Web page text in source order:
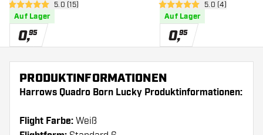
Bewertungsbereich öffnen
5 Bewertungssterne
5.0 (15)
Auf Lager
0,95
5 Bewertungssterne
5.0 (4)
Auf Lager
0,95
PRODUKTINFORMATIONEN
Harrows Quadro Born Lucky Produktinformationen:
Flight Farbe: Weiß